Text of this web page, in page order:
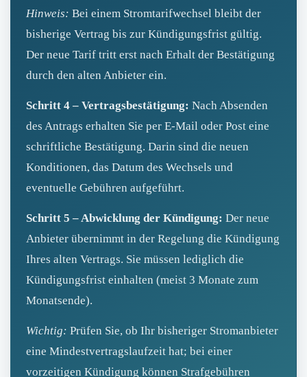
Hinweis: Bei einem Stromtarifwechsel bleibt der
bisherige Vertrag bis zur Kündigungsfrist gültig.
Der neue Tarif tritt erst nach Erhalt der Bestätigung
durch den alten Anbieter ein.
Schritt 4 – Vertragsbestätigung: Nach Absenden
des Antrags erhalten Sie per E‑Mail oder Post eine
schriftliche Bestätigung. Darin sind die neuen
Konditionen, das Datum des Wechsels und
eventuelle Gebühren aufgeführt.
Schritt 5 – Abwicklung der Kündigung: Der neue
Anbieter übernimmt in der Regelung die Kündigung
Ihres alten Vertrags. Sie müssen lediglich die
Kündigungsfrist einhalten (meist 3 Monate zum
Monatsende).
Wichtig: Prüfen Sie, ob Ihr bisheriger Stromanbieter
eine Mindestvertragslaufzeit hat; bei einer
vorzeitigen Kündigung können Strafgebühren